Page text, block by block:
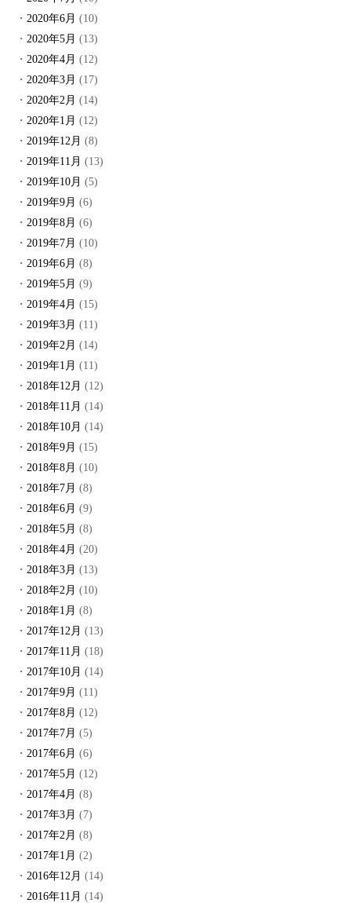
2020年6月 (10)
2020年5月 (13)
2020年4月 (12)
2020年3月 (17)
2020年2月 (14)
2020年1月 (12)
2019年12月 (8)
2019年11月 (13)
2019年10月 (5)
2019年9月 (6)
2019年8月 (6)
2019年7月 (10)
2019年6月 (8)
2019年5月 (9)
2019年4月 (15)
2019年3月 (11)
2019年2月 (14)
2019年1月 (11)
2018年12月 (12)
2018年11月 (14)
2018年10月 (14)
2018年9月 (15)
2018年8月 (10)
2018年7月 (8)
2018年6月 (9)
2018年5月 (8)
2018年4月 (20)
2018年3月 (13)
2018年2月 (10)
2018年1月 (8)
2017年12月 (13)
2017年11月 (18)
2017年10月 (14)
2017年9月 (11)
2017年8月 (12)
2017年7月 (5)
2017年6月 (6)
2017年5月 (12)
2017年4月 (8)
2017年3月 (7)
2017年2月 (8)
2017年1月 (2)
2016年12月 (14)
2016年11月 (14)